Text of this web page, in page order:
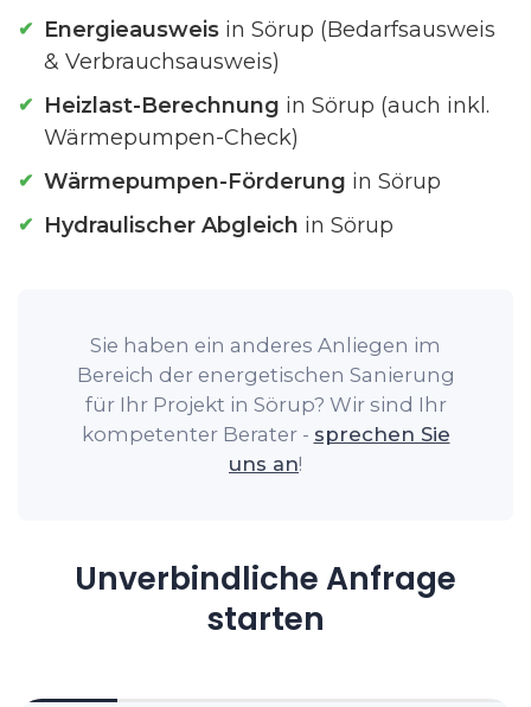
Energieausweis in Sörup (Bedarfsausweis
& Verbrauchsausweis)
Heizlast-Berechnung in Sörup (auch inkl.
Wärmepumpen-Check)
Wärmepumpen-Förderung in Sörup
Hydraulischer Abgleich in Sörup
Sie haben ein anderes Anliegen im
Bereich der energetischen Sanierung
für Ihr Projekt in Sörup? Wir sind Ihr
kompetenter Berater - sprechen Sie
uns an!
Unverbindliche Anfrage
starten